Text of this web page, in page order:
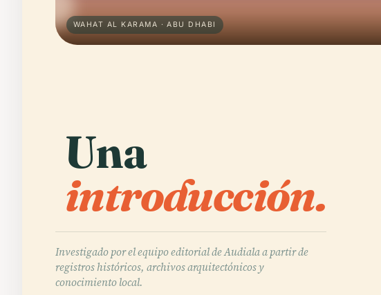
WAHAT AL KARAMA · ABU DHABI
Una
introducción.
Investigado por el equipo editorial de Audiala a partir de
registros históricos, archivos arquitectónicos y
conocimiento local.